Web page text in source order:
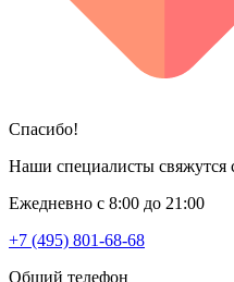
Спасибо!
Наши специалисты свяжутся
Ежедневно с 8:00 до 21:00
+7 (495) 801-68-68
Общий телефон